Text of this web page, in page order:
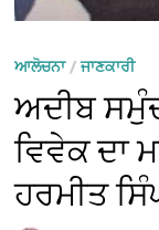
ਆਲੋਚਨਾ/ਜਾਣਕਾਰੀ
ਅਦੀਬ
ਵਿਵੇਕ ਦਾ
ਹਰਮੀਤ